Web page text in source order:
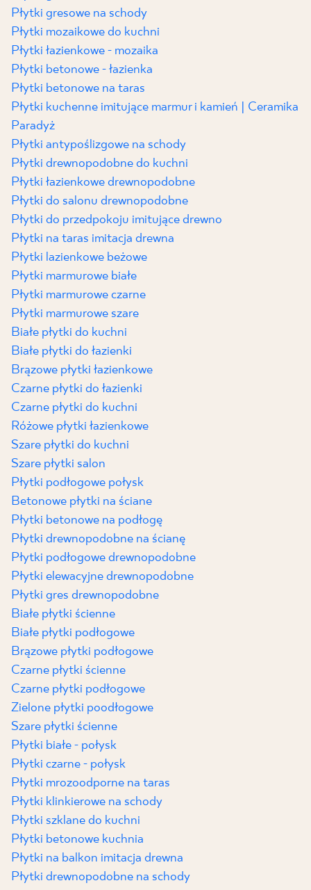
Płytki gresowe na schody
Płytki mozaikowe do kuchni
Płytki łazienkowe - mozaika
Płytki betonowe - łazienka
Płytki betonowe na taras
Płytki kuchenne imitujące marmur i kamień | Ceramika
Paradyż
Płytki antypoślizgowe na schody
Płytki drewnopodobne do kuchni
Płytki łazienkowe drewnopodobne
Płytki do salonu drewnopodobne
Płytki do przedpokoju imitujące drewno
Płytki na taras imitacja drewna
Płytki lazienkowe beżowe
Płytki marmurowe białe
Płytki marmurowe czarne
Płytki marmurowe szare
Białe płytki do kuchni
Białe płytki do łazienki
Brązowe płytki łazienkowe
Czarne płytki do łazienki
Czarne płytki do kuchni
Różowe płytki łazienkowe
Szare płytki do kuchni
Szare płytki salon
Płytki podłogowe połysk
Betonowe płytki na ściane
Płytki betonowe na podłogę
Płytki drewnopodobne na ścianę
Płytki podłogowe drewnopodobne
Płytki elewacyjne drewnopodobne
Płytki gres drewnopodobne
Białe płytki ścienne
Białe płytki podłogowe
Brązowe płytki podłogowe
Czarne płytki ścienne
Czarne płytki podłogowe
Zielone płytki poodłogowe
Szare płytki ścienne
Płytki białe - połysk
Płytki czarne - połysk
Płytki mrozoodporne na taras
Płytki klinkierowe na schody
Płytki szklane do kuchni
Płytki betonowe kuchnia
Płytki na balkon imitacja drewna
Płytki drewnopodobne na schody